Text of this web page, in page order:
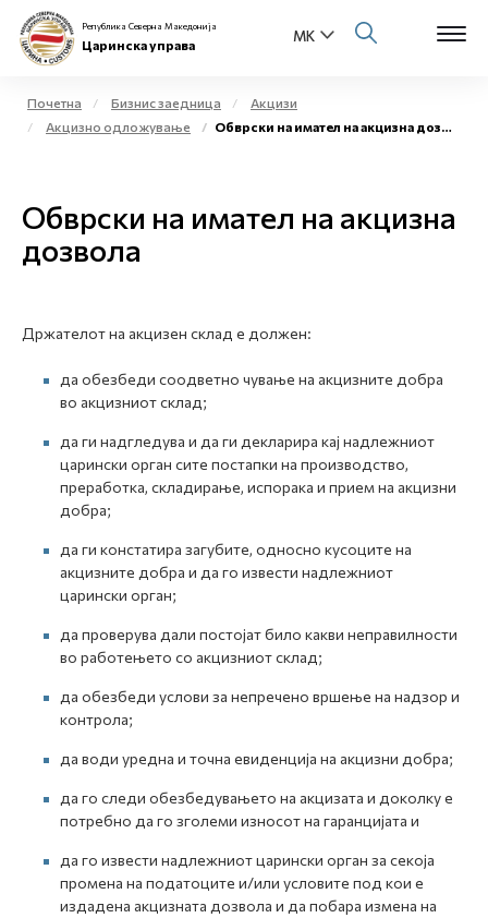
Физички лица
Бизнис заедница
Медиа центар
Е-Весник
Република Северна Македонија
Царинска управа
Почетна Бизнис заедница
Акцизи
Акцизно одложување
Обврски на имател на акцизна дозвола
Обврски на имател на акцизна
дозвола
Држателот на акцизен склад е должен:
да обезбеди соодветно чување на акцизните добра
во акцизниот склад;
да ги надгледува и да ги декларира кај надлежниот
царински орган сите постапки на производство,
преработка, складирање, испорака и прием на акцизни
добра;
да ги констатира загубите, односно кусоците на
акцизните добра и да го извести надлежниот
царински орган;
да проверува дали постојат било какви неправилности
во работењето со акцизниот склад;
да обезбеди услови за непречено вршење на надзор и
контрола;
да води уредна и точна евиденција на акцизни добра;
да го следи обезбедувањето на акцизата и доколку е
потребно да го зголеми износот на гаранцијата и
да го извести надлежниот царински орган за секоја
промена на податоците и/или условите под кои е
издадена акцизната дозвола и да побара измена на